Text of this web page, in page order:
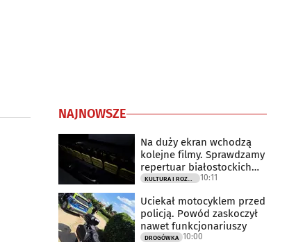
NAJNOWSZE
Na duży ekran wchodzą
kolejne filmy. Sprawdzamy
repertuar białostockich
kin
10:11
Uciekał motocyklem przed
policją. Powód zaskoczył
nawet funkcjonariuszy
DROGÓWKA 10:00